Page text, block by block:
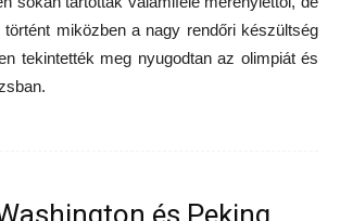
miközben a nagy rendőri készültség
tekintették meg nyugodtan az olimpiát és